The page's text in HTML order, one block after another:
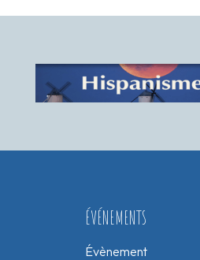
ÉVÉNEMENTS
Évènement